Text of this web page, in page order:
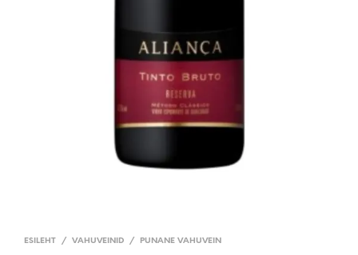
ESILEHT / VAHUVEINID / PUNANE VAHUVEIN